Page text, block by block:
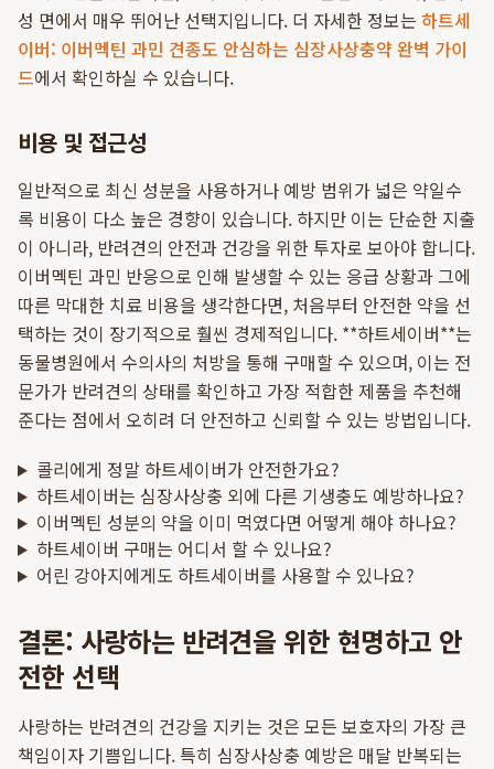
성 면에서 매우 뛰어난 선택지입니다. 더 자세한 정보는 하트세
이버: 이버멕틴 과민 견종도 안심하는 심장사상충약 완벽 가이
드에서 확인하실 수 있습니다.
비용 및 접근성
일반적으로 최신 성분을 사용하거나 예방 범위가 넓은 약일수
록 비용이 다소 높은 경향이 있습니다. 하지만 이는 단순한 지출
이 아니라, 반려견의 안전과 건강을 위한 투자로 보아야 합니다.
이버멕틴 과민 반응으로 인해 발생할 수 있는 응급 상황과 그에
따른 막대한 치료 비용을 생각한다면, 처음부터 안전한 약을 선
택하는 것이 장기적으로 훨씬 경제적입니다. **하트세이버**는
동물병원에서 수의사의 처방을 통해 구매할 수 있으며, 이는 전
문가가 반려견의 상태를 확인하고 가장 적합한 제품을 추천해
준다는 점에서 오히려 더 안전하고 신뢰할 수 있는 방법입니다.
콜리에게 정말 하트세이버가 안전한가요?
하트세이버는 심장사상충 외에 다른 기생충도 예방하나요?
이버멕틴 성분의 약을 이미 먹였다면 어떻게 해야 하나요?
하트세이버 구매는 어디서 할 수 있나요?
어린 강아지에게도 하트세이버를 사용할 수 있나요?
결론: 사랑하는 반려견을 위한 현명하고 안
전한 선택
사랑하는 반려견의 건강을 지키는 것은 모든 보호자의 가장 큰
책임이자 기쁨입니다. 특히 심장사상충 예방은 매달 반복되는